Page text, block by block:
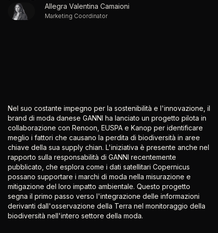
Allegra Valentina Camaioni
Marketing Coordinator
Nel suo costante impegno per la sostenibilità e l'innovazione, il
brand di moda danese GANNI ha lanciato un progetto pilota in
collaborazione con Renoon, EUSPA e Kanop per identificare
meglio i fattori che causano la perdita di biodiversità in aree
chiave della sua supply chian. L'iniziativa è presente anche nel
rapporto sulla responsabilità di GANNI recentemente
pubblicato, che esplora come i dati satellitari Copernicus
possano supportare i marchi di moda nella misurazione e
mitigazione del loro impatto ambientale. Questo progetto
segna il primo passo verso l'integrazione delle informazioni
derivanti dall'osservazione della Terra nel monitoraggio della
biodiversità nell'intero settore della moda.